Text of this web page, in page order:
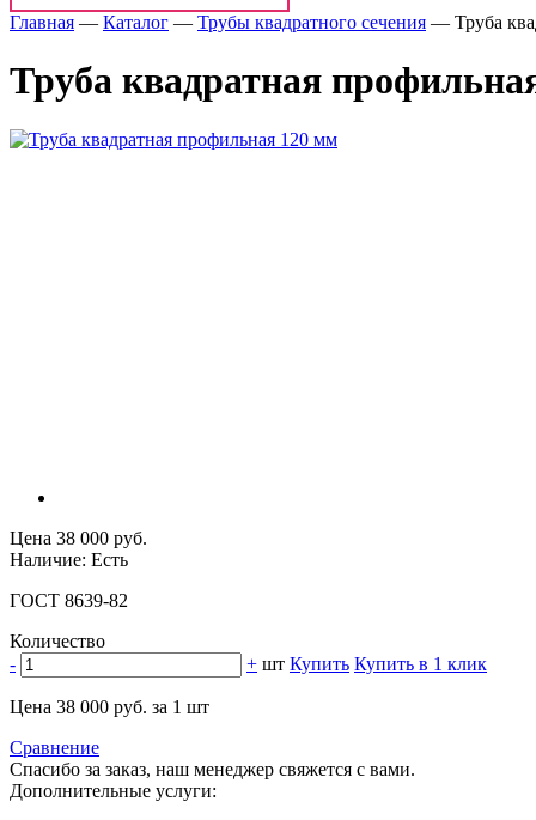
Главная — Каталог — Трубы квадратного сечения — Труба
Труба квадратная
Цена 38 000 руб.
Наличие: Есть
ГОСТ 8639-82
Количество
-
+ шт Купить Купить в 1 клик
Цена 38 000 руб. за 1 шт
Сравнение
Спасибо за заказ, наш менеджер свяжется с вами.
Дополнительные услуги: